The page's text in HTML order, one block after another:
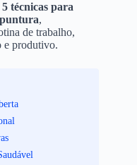
técnicas para
,
de trabalho,
e produtivo.